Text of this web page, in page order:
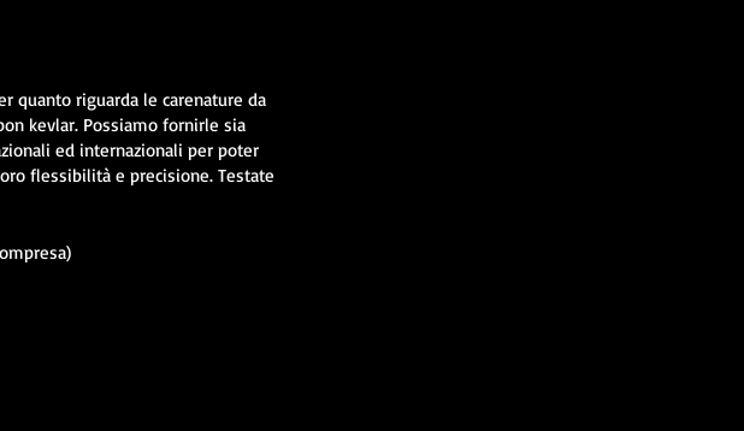
quanto riguarda le carenature da
kevlar. Possiamo fornirle sia
ed internazionali per poter
flessibilità e precisione. Testate